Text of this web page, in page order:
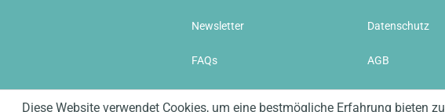
Newsletter
FAQs
Datenschutz
AGB
Diese Website verwendet Cookies, um eine bestmögliche Erfahrung bieten zu